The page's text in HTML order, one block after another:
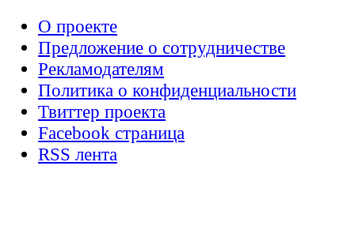
О проекте
Предложение о сотрудничестве
Рекламодателям
Политика о конфиденциальности
Твиттер проекта
Facebook страница
RSS лента